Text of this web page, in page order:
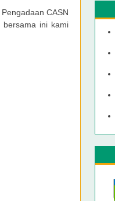
CASN
bersama ini kami